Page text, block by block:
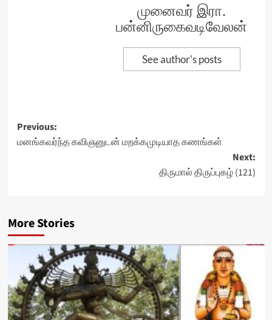
முனைவர் இரா.
பன்னிருகைவடிவேலன்
See author's posts
Post
navigation
Previous:
மனங்கவர்ந்த கவிஞனுடன் மறக்கமுடியாத கணங்கள்
Next:
திருமால் திருப்புகழ் (121)
More Stories